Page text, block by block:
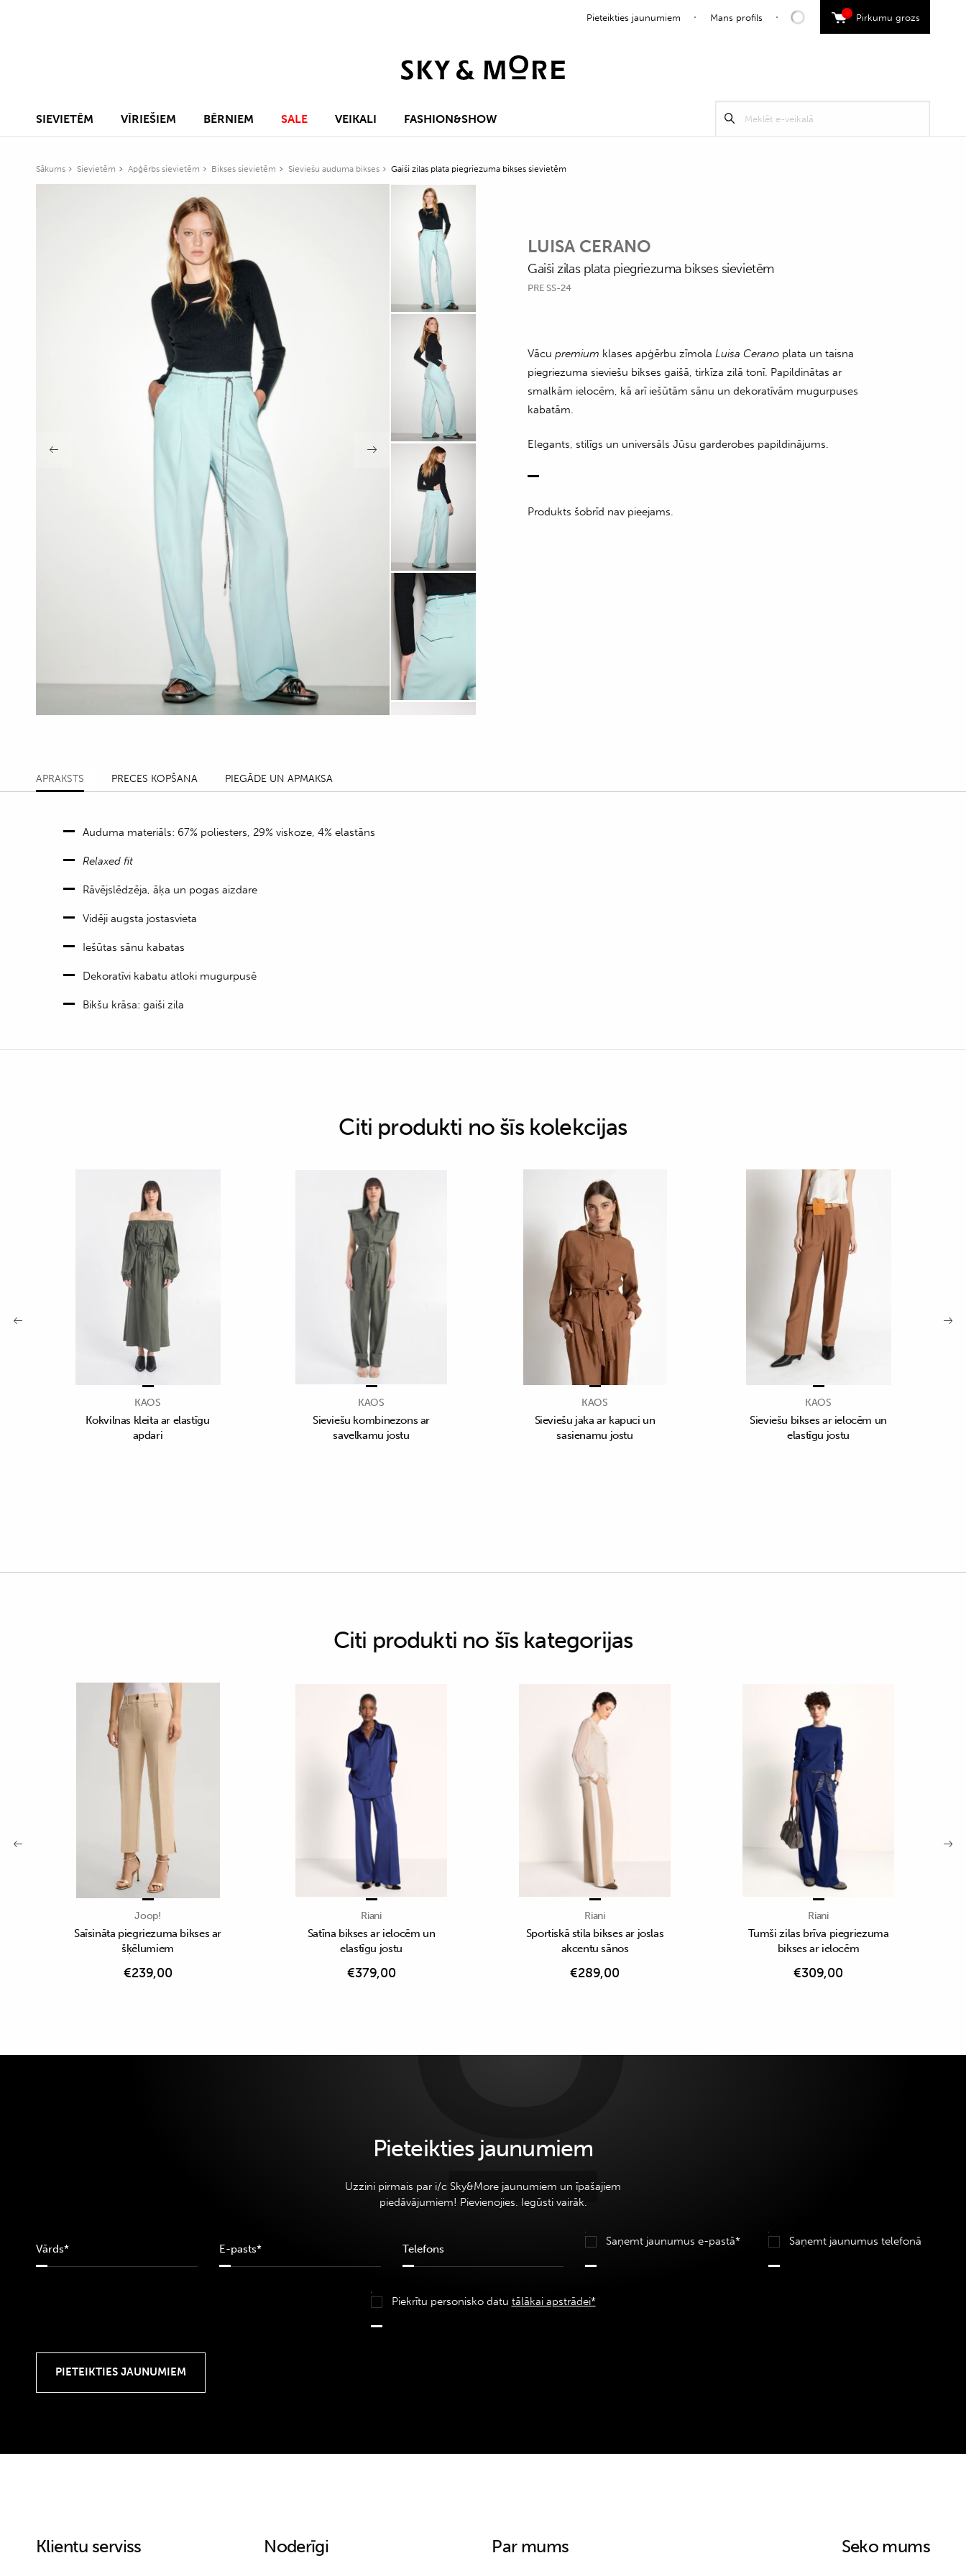
Pieteikties jaunumiem Mans profils Pirkumu grozs
0
SIEVIETĒM VĪRIEŠIEM BĒRNIEM SALE VEIKALI FASHION&SHOW Meklēt
Sākums Sievietēm Apģērbs sievietēm Bikses sievietēm Sieviešu auduma bikses Gaiši zilas plata piegriezuma bikses sievietēm
LUISA CERANO
Gaiši zilas plata piegriezuma bikses sievietēm
PRE SS-24
Vācupremium klases apģērbu zīmolaLuisa Cerano plata un taisna
piegriezuma sieviešu bikses gaišā, tirkīza zilā tonī. Papildinātas ar
smalkām ielocēm, kā arī iešūtām sānu un dekoratīvām mugurpuses
kabatām.
Elegants, stilīgs un universāls Jūsu garderobes papildinājums.
Produkts šobrīd nav pieejams.
APRAKSTS PRECES KOPŠANA PIEGĀDE UN APMAKSA
Auduma materiāls: 67% poliesters, 29% viskoze, 4% elastāns
Relaxed fit
Rāvējslēdzēja, āķa un pogas aizdare
Vidēji augsta jostasvieta
Iešūtas sānu kabatas
Dekoratīvi kabatu atloki mugurpusē
Bikšu krāsa: gaiši zila
Citi produkti no šīs kolekcijas
KAOS
Kokvilnas kleita ar elastīgu
apdari
KAOS
Sieviešu kombinezons ar
savelkamu jostu
KAOS
Sieviešu jaka ar kapuci un
sasienamu jostu
KAOS
Sieviešu bikses ar ielocēm un
elastīgu jostu
Citi produkti no šīs kategorijas
Joop!
Saīsināta piegriezuma bikses ar
šķēlumiem
€239,00
Riani
Satīna bikses ar ielocēm un
elastīgu jostu
€379,00
Riani
Sportiskā stila bikses ar joslas
akcentu sānos
€289,00
Riani
Tumši zilas brīva piegriezuma
bikses ar ielocēm
€309,00
Pieteikties jaunumiem
Uzzini pirmais par i/c Sky&More jaunumiem un īpašajiem
piedāvājumiem! Pievienojies. Iegūsti vairāk.
Saņemt jaunumus e-pastā* Saņemt jaunumus telefonā
Piekrītu personisko datu tālākai apstrādei*
Klientu serviss Noderīgi Par mums Seko mums